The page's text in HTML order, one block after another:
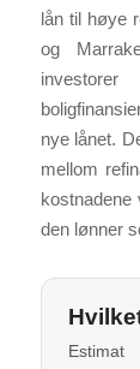
lån til høye
og
nye lånet.
mellom
kostnadene
den lønner